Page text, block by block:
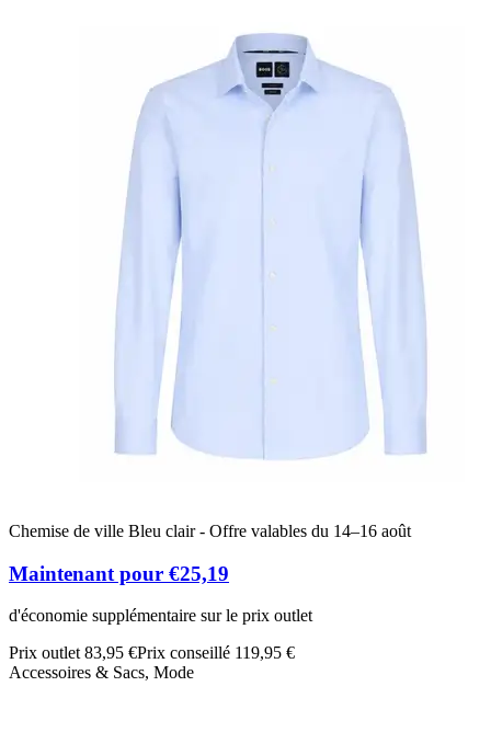
Chemise de ville Bleu clair - Offre valables du 14–16 août
Maintenant pour €25,19
d'économie supplémentaire sur le prix outlet
Prix outlet 83,95 €Prix conseillé 119,95 €
Accessoires & Sacs, Mode